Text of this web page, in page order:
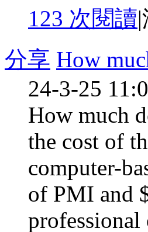
123 次閱讀|
分享 How
24-3-25
How much
the cost of
computer-
of PMI and
professional